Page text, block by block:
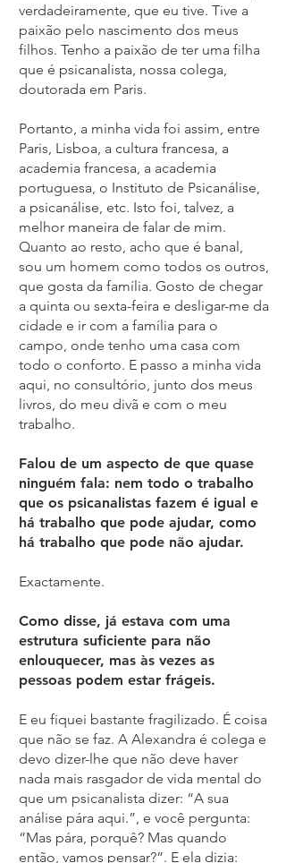
verdadeiramente, que eu tive. Tive a
paixão pelo nascimento dos meus
filhos. Tenho a paixão de ter uma filha
que é psicanalista, nossa colega,
doutorada em Paris.
Portanto, a minha vida foi assim, entre
Paris, Lisboa, a cultura francesa, a
academia francesa, a academia
portuguesa, o Instituto de Psicanálise,
a psicanálise, etc. Isto foi, talvez, a
melhor maneira de falar de mim.
Quanto ao resto, acho que é banal,
sou um homem como todos os outros,
que gosta da família. Gosto de chegar
a quinta ou sexta-feira e desligar-me da
cidade e ir com a família para o
campo, onde tenho uma casa com
todo o conforto. E passo a minha vida
aqui, no consultório, junto dos meus
livros, do meu divã e com o meu
trabalho.
Falou de um aspecto de que quase
ninguém fala: nem todo o trabalho
que os psicanalistas fazem é igual e
há trabalho que pode ajudar, como
há trabalho que pode não ajudar.
Exactamente.
Como disse, já estava com uma
estrutura suficiente para não
enlouquecer, mas às vezes as
pessoas podem estar frágeis.
E eu fiquei bastante fragilizado. É coisa
que não se faz. A Alexandra é colega e
devo dizer-lhe que não deve haver
nada mais rasgador de vida mental do
que um psicanalista dizer: “A sua
análise pára aqui.”, e você pergunta:
“Mas pára, porquê? Mas quando
então, vamos pensar?”. E ela dizia: